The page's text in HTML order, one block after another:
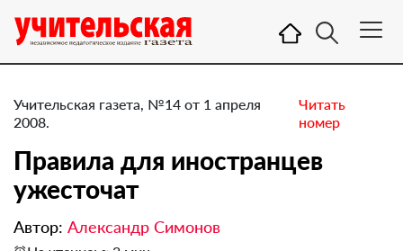
Учительская газета, №14 от 1 апреля
2008.
Читать
номер
Правила для иностранцев
ужесточат
Автор: Александр Симонов